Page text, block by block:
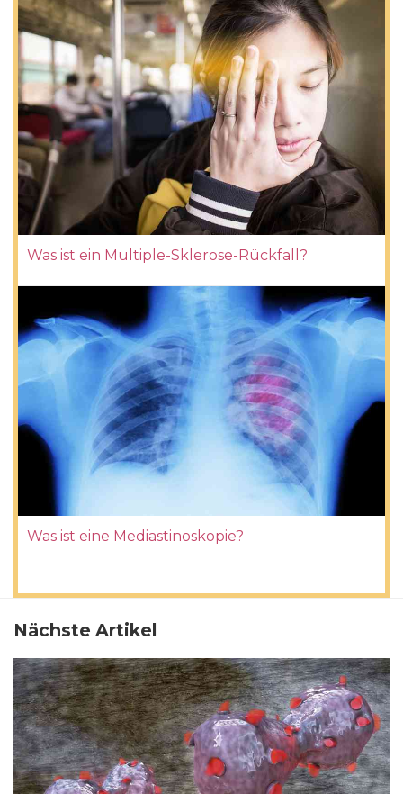
Was ist ein Multiple-Sklerose-Rückfall?
Was ist eine Mediastinoskopie?
Nächste Artikel